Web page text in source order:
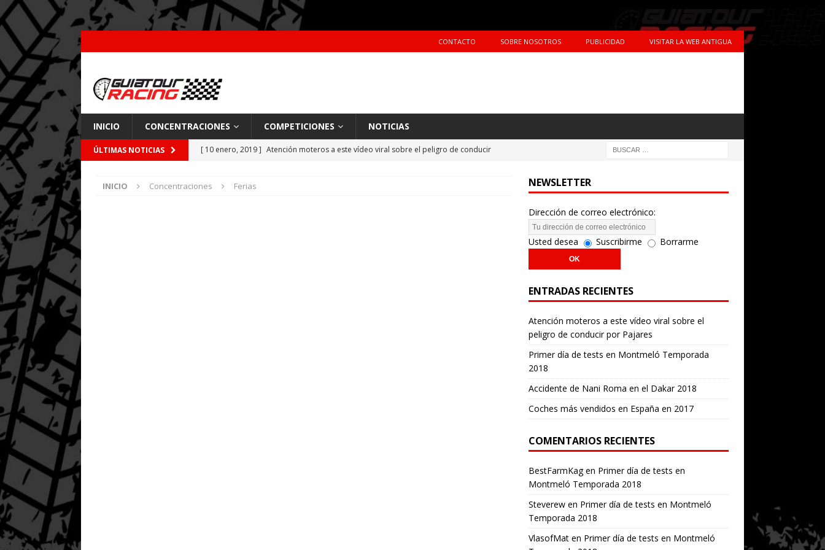
CONTACTO SOBRE NOSOTROS PUBLICIDAD VISITAR LA WEB ANTIGUA
INICIO CONCENTRACIONES COMPETICIONES NOTICIAS
ÚLTIMAS NOTICIAS [ 10 enero, 2019 ] Atención moteros a este vídeo viral sobre el peligro de conducir
[ 26 febrero, 2018 ]
INICIO Concentraciones Ferias NEWSLETTER
Dirección de correo electrónico:
Usted desea Suscribirme Borrarme
ENTRADAS RECIENTES
Atención moteros a este vídeo viral sobre el
peligro de conducir por Pajares
Primer día de tests en Montmeló Temporada
2018
Accidente de Nani Roma en el Dakar 2018
Coches más vendidos en España en 2017
COMENTARIOS RECIENTES
BestFarmKagen Primer día de tests en
Montmeló Temporada 2018
Steverewen Primer día de tests en Montmeló
Temporada 2018
VlasofMaten Primer día de tests en Montmeló